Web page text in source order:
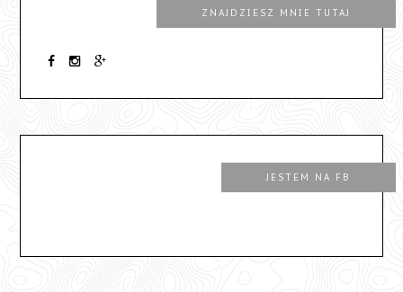
ZNAJDZIESZ MNIE TUTAJ
JESTEM NA FB